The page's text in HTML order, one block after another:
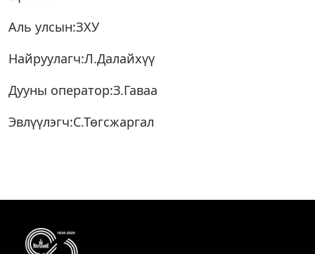
Аль улсын:ЗХУ
Найруулагч:Л.Далайхүү
Дууны оператор:З.Гаваа
Эвлүүлэгч:С.Төгсжаргал